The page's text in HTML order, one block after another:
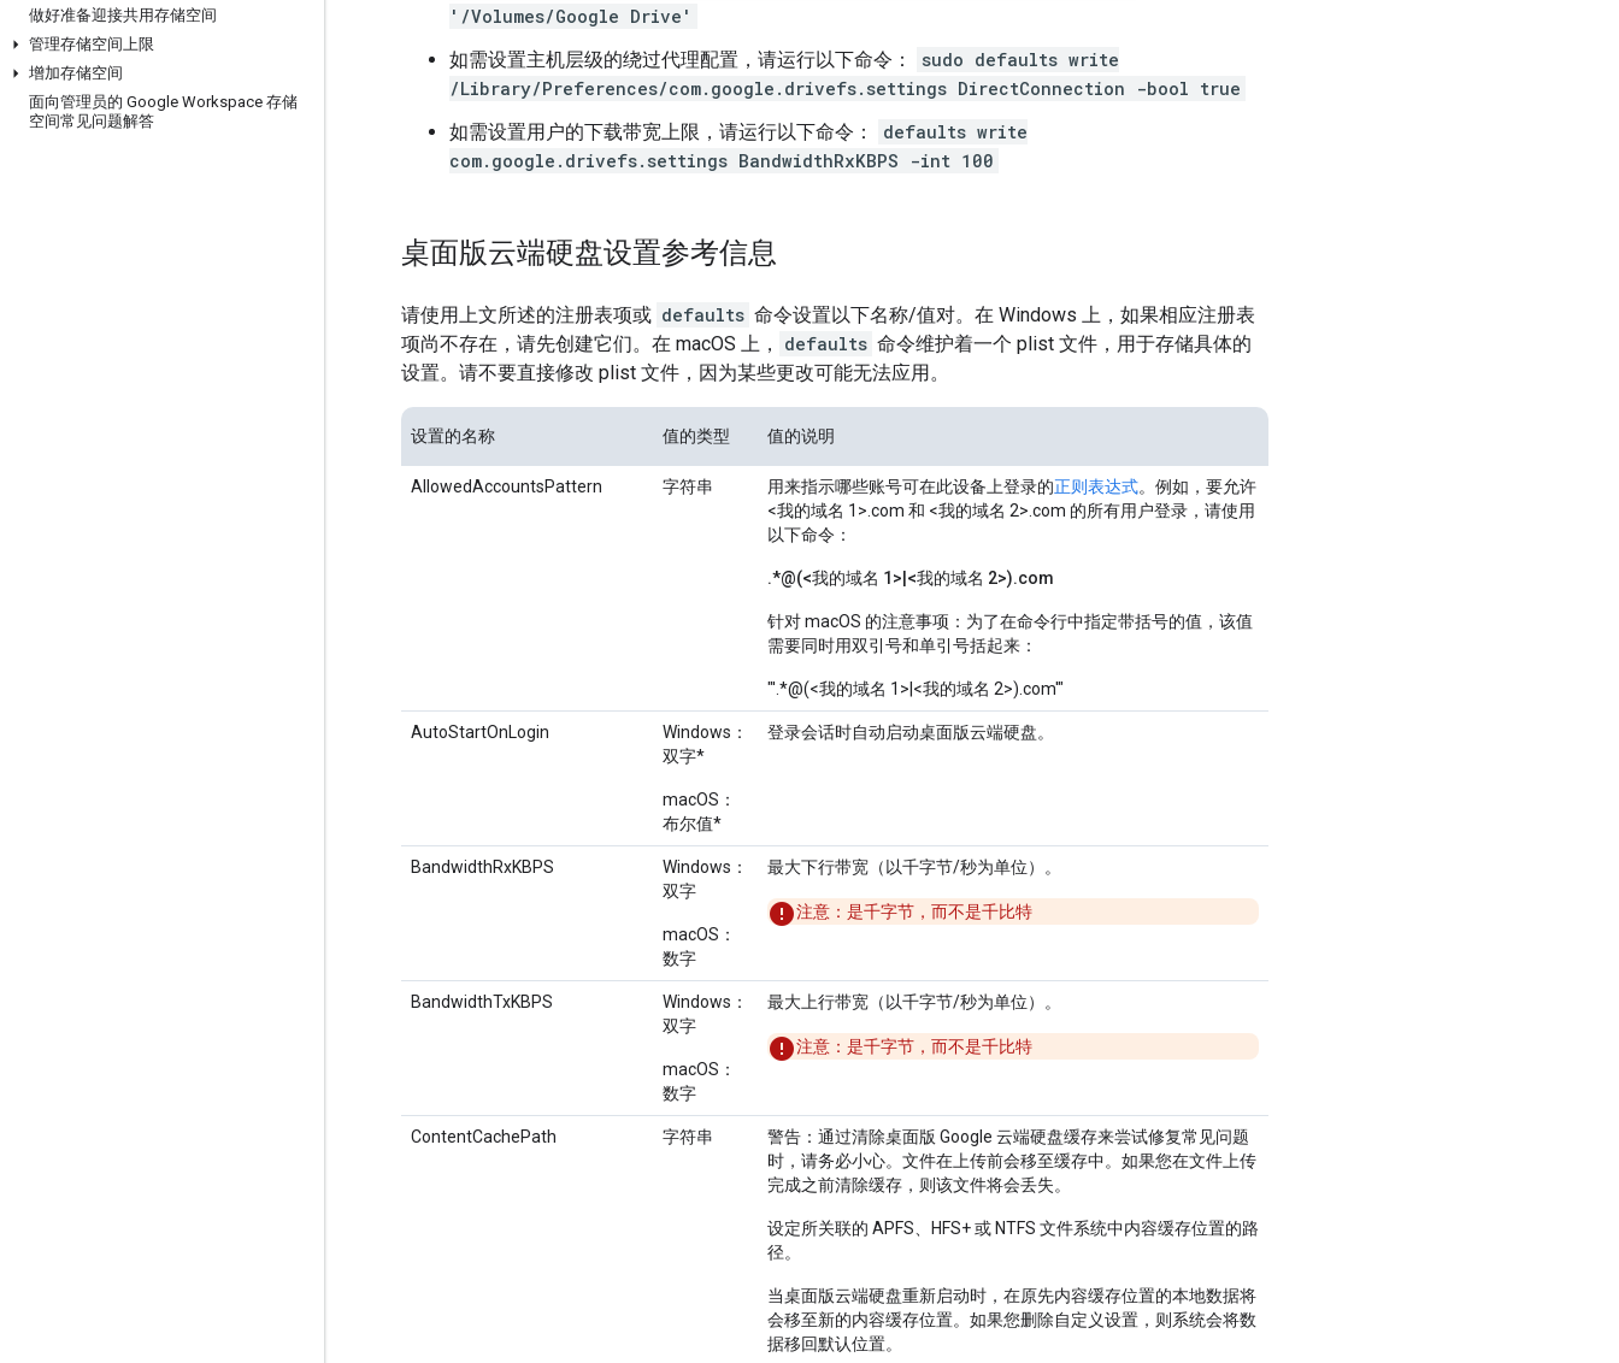
做好准备迎接共用存储空间
管理存储空间上限
增加存储空间
面向管理员的 Google Workspace 存储
空间常见问题解答
'/Volumes/Google Drive'
如需设置主机层级的绕过代理配置，请运行以下命令：
sudo defaults write
/Library/Preferences/com.google.drivefs.settings DirectConnection -bool true
如需设置用户的下载带宽上限，请运行以下命令：
defaults write
com.google.drivefs.settings BandwidthRxKBPS -int 100
桌面版云端硬盘设置参考信息
请使用上文所述的注册表项或 defaults 命令设置以下名称/值对。在 Windows 上，如果相应注册表
项尚不存在，请先创建它们。在 macOS 上，
defaults 命令维护着一个 plist 文件，用于存储具体的
设置。请不要直接修改 plist 文件，因为某些更改可能无法应用。
设置的名称 值的类型 值的说明
AllowedAccountsPattern 字符串 用来指示哪些账号可在此设备上登录的正则表达式。例如，要允许
<我的域名 1>.com 和 <我的域名 2>.com 的所有用户登录，请使用
以下命令：
.*@(<我的域名 1>|<我的域名 2>).com
针对 macOS 的注意事项：为了在命令行中指定带括号的值，该值
需要同时用双引号和单引号括起来：
"'.*@(<我的域名 1>|<我的域名 2>).com'"
AutoStartOnLogin
Windows：
双字*
macOS：
布尔值*
登录会话时自动启动桌面版云端硬盘。
BandwidthRxKBPS
Windows：
双字
macOS：
数字
最大下行带宽（以千字节/秒为单位）。
注意：是千字节 ，而不是千比特
BandwidthTxKBPS
Windows：
双字
macOS：
数字
最大上行带宽（以千字节/秒为单位）。
注意：是千字节 ，而不是千比特
ContentCachePath 字符串 警告 ：通过清除桌面版 Google 云端硬盘缓存来尝试修复常见问题
时，请务必小心。文件在上传前会移至缓存中。如果您在文件上传
完成之前清除缓存，则该文件将会丢失。
设定所关联的 APFS、HFS+ 或 NTFS 文件系统中内容缓存位置的路
径。
当桌面版云端硬盘重新启动时，在原先内容缓存位置的本地数据将
会移至新的内容缓存位置。如果您删除自定义设置，则系统会将数
据移回默认位置。